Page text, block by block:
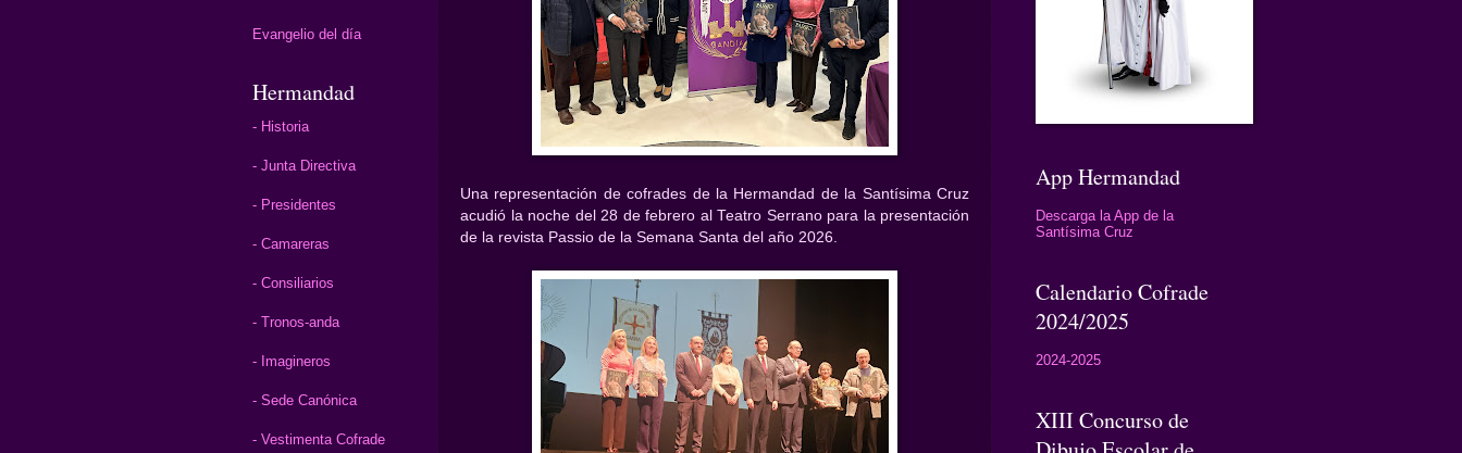
Una representación de cofrades de la Hermandad de la Santísima Cruz
acudió la noche del 28 de febrero al Teatro Serrano para la presentación
de la revista Passio de la Semana Santa del año 2026.
Evangelio del día
Hermandad
- Historia
- Junta Directiva
- Presidentes
- Camareras
- Consiliarios
- Tronos-anda
- Imagineros
- Sede Canónica
- Vestimenta Cofrade
App Hermandad
Descarga la App de la
Santísima Cruz
Calendario Cofrade
2024/2025
2024-2025
XIII Concurso de